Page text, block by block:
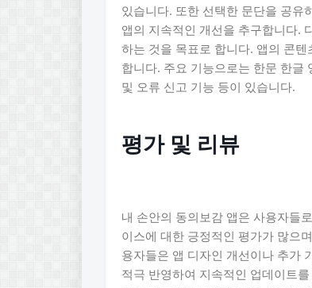
있습니다. 또한 선택한 문단을 공유
앱의 지속적인 개선을 추구합니다.
하는 것을 목표로 합니다. 앱의 콘
합니다. 주요 기능으로는 한문 한글
및 오류 신고 기능 등이 있습니다.
평가 및 리뷰
내 손안의 동의보감 앱은 사용자들
이스에 대한 긍정적인 평가가 많으
용자들은 앱 디자인 개선이나 추가
적극 반영하여 지속적인 업데이트